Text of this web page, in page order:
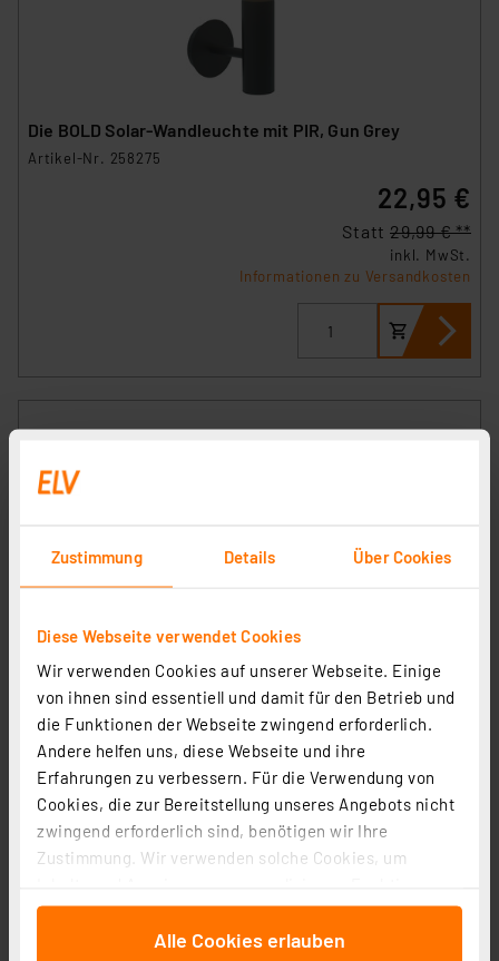
Zustimmung Details Über Cookies
Diese Webseite verwendet Cookies
Wir verwenden Cookies auf unserer Webseite. Einige
von ihnen sind essentiell und damit für den Betrieb und
die Funktionen der Webseite zwingend erforderlich.
Andere helfen uns, diese Webseite und ihre
Erfahrungen zu verbessern. Für die Verwendung von
Cookies, die zur Bereitstellung unseres Angebots nicht
zwingend erforderlich sind, benötigen wir Ihre
Zustimmung. Wir verwenden solche Cookies, um
für soziale Medien anbieten zu können und die Zugriffe
auf unsere Website zu analysieren. Außerdem geben
Alle Cookies erlauben
Die BOLD Solar-Wandleuchte mit PIR, Gun Grey
Artikel-Nr. 258275
22,95 €
Statt 29,99 € **
inkl. MwSt.
Informationen zu Versandkosten
Artikel-Nr. 258279
34,99 €
inkl. MwSt.
Informationen zu Versandkosten